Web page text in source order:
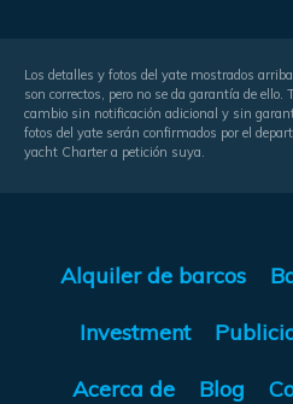
Los detalles y fotos del yate mostrados
son correctos, pero no se da garantía de
cambio sin notificación adicional y sin
fotos del yate serán confirmados por el
yacht Charter a petición suya.
Alquiler de barcos
Investment
Acerca de Blog